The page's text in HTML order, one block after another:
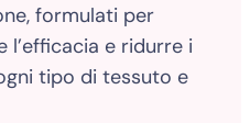
formulati per
l’efficacia e ridurre i
tipo di tessuto e